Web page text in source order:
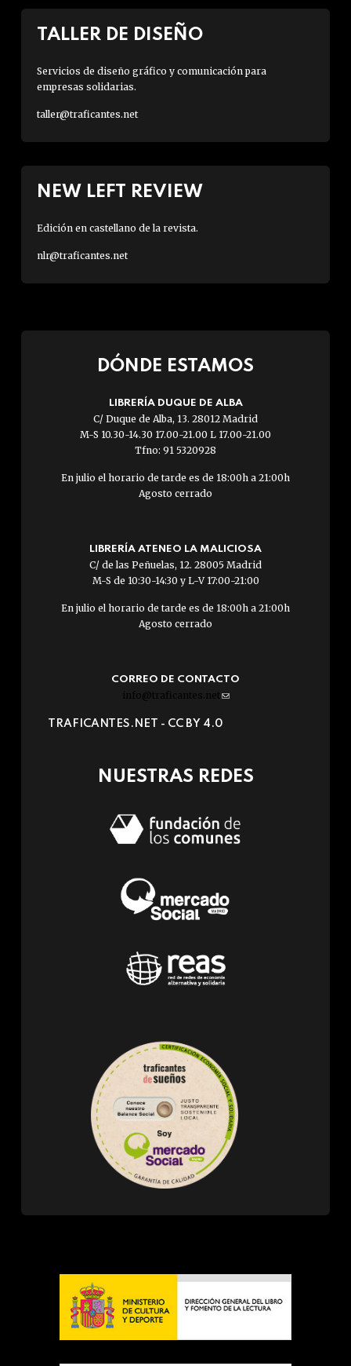
TALLER DE DISEÑO
Servicios de diseño gráfico y comunicación para
empresas solidarias.
taller@traficantes.net
NEW LEFT REVIEW
Edición en castellano de la revista.
nlr@traficantes.net
DÓNDE ESTAMOS
LIBRERÍA DUQUE DE ALBA
C/ Duque de Alba, 13. 28012 Madrid
M-S 10.30-14.30 17.00-21.00 L 17.00-21.00
Tfno: 91 5320928
En julio el horario de tarde es de 18:00h a 21:00h
Agosto cerrado
LIBRERÍA ATENEO LA MALICIOSA
C/ de las Peñuelas, 12. 28005 Madrid
M-S de 10:30-14:30 y L-V 17:00-21:00
En julio el horario de tarde es de 18:00h a 21:00h
Agosto cerrado
CORREO DE CONTACTO
info@traficantes.net (link
e-
TRAFICANTES.NET - CC BY 4.0
NUESTRAS REDES